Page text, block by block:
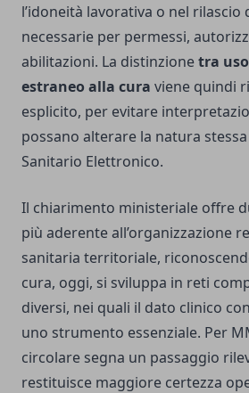
l’idoneità lavorativa o nel rilascio
necessarie per permessi,
abilitazioni. La distinzionetra
estraneo alla cura viene quindi
esplicito, per evitare
possano alterare la natura
Sanitario Elettronico.
Il chiarimento ministeriale offre
più aderente all’organizzazione
sanitaria territoriale,
cura, oggi, si sviluppa in reti
diversi, nei quali il dato clinico
uno strumento essenziale. Per
circolare segna un passaggio
restituisce maggiore certezza